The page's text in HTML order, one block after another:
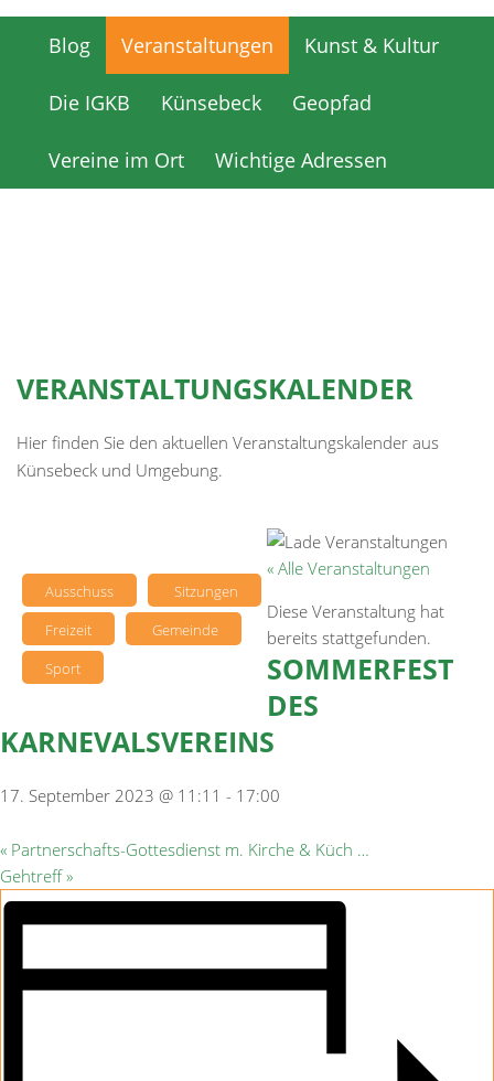
Blog Veranstaltungen Kunst & Kultur
Die IGKB Künsebeck Geopfad
Vereine im Ort Wichtige Adressen
VERANSTALTUNGSKALENDER
Hier finden Sie den aktuellen Veranstaltungskalender aus
Künsebeck und Umgebung.
Ausschuss
Sitzungen
Freizeit
Gemeinde
Sport
« Alle Veranstaltungen
Diese Veranstaltung hat
bereits stattgefunden.
SOMMERFEST
DES
KARNEVALSVEREINS
17. September 2023 @ 11:11 - 17:00
« Partnerschafts-Gottesdienst m. Kirche & Küch …
Gehtreff»